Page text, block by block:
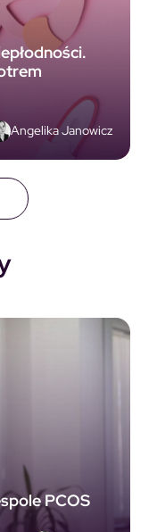
Angelika Janowicz
PCOS